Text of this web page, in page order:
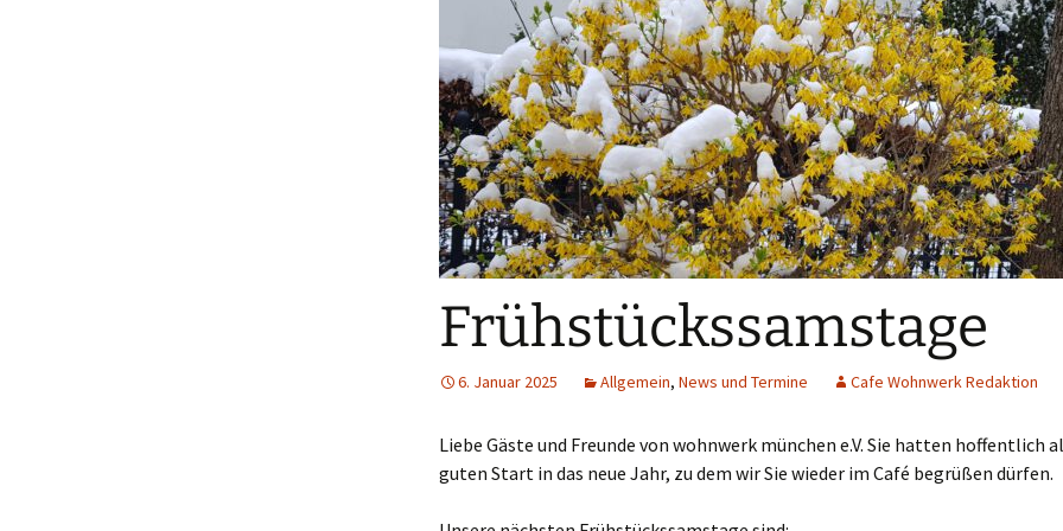
Frühstückssamstage
6. Januar 2025 Allgemein, News und Termine Cafe Wohnwerk Redaktion
Liebe Gäste und Freunde von wohnwerk münchen e.V. Sie hatten hoffentlich
guten Start in das neue Jahr, zu dem wir Sie wieder im Café begrüßen dürfen.